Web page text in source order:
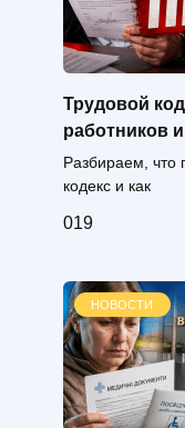
Трудовой
работников
Разбираем, что
кодекс и как
019
НОВОСТИ